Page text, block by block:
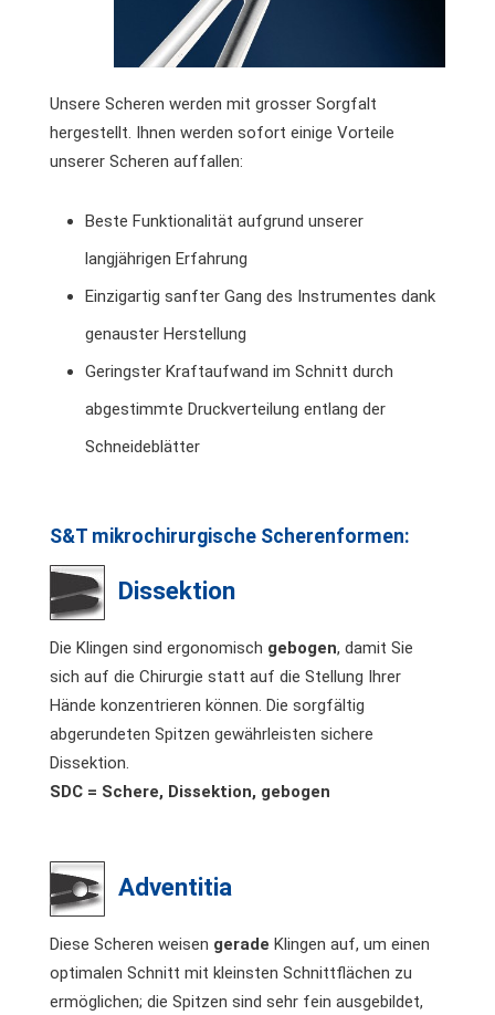
Unsere Scheren werden mit grosser Sorgfalt
hergestellt. Ihnen werden sofort einige Vorteile
unserer Scheren auffallen:
Beste Funktionalität aufgrund unserer
langjährigen Erfahrung
Einzigartig sanfter Gang des Instrumentes dank
genauster Herstellung
Geringster Kraftaufwand im Schnitt durch
abgestimmte Druckverteilung entlang der
Schneideblätter
S&T mikrochirurgische Scherenformen:
Dissektion
Die Klingen sind ergonomisch gebogen, damit Sie
sich auf die Chirurgie statt auf die Stellung Ihrer
Hände konzentrieren können. Die sorgfältig
abgerundeten Spitzen gewährleisten sichere
Dissektion.
SDC = Schere, Dissektion, gebogen
Adventitia
Diese Scheren weisen gerade Klingen auf, um einen
optimalen Schnitt mit kleinsten Schnittflächen zu
ermöglichen; die Spitzen sind sehr fein ausgebildet,